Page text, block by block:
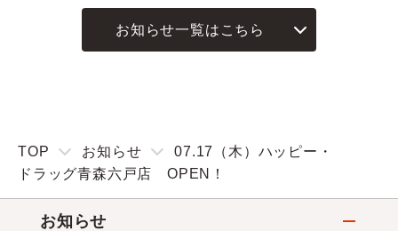
お知らせ一覧はこちら
TOP お知らせ
07.17（木）ハッピー・
ドラッグ青森六戸店 OPEN！
お知らせ